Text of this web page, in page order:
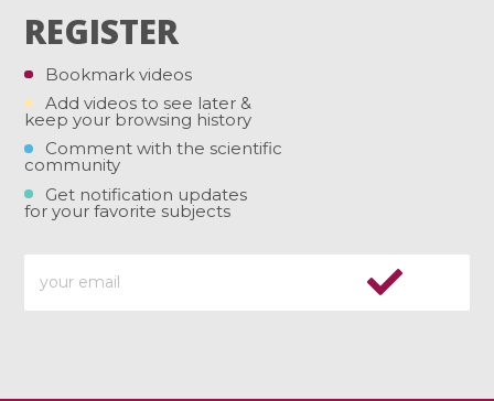
REGISTER
Bookmark videos
Add videos to see later &
keep your browsing history
Comment with the scientific
community
Get notification updates
for your favorite subjects